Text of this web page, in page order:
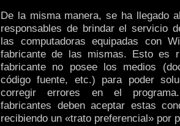
De la misma manera, se ha llegado
responsables de brindar el servicio
las computadoras equipadas con
fabricante de las mismas. Esto es
fabricante no posee los medios
código fuente, etc.) para poder
corregir errores en el
fabricantes deben aceptar estas
recibiendo un «trato preferencial» por